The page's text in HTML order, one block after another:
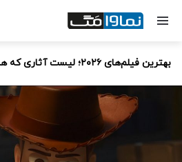
بهترین فیلم‌های ۲۰۲۶؛ لیست آثاری که همه منتظرشان هستند